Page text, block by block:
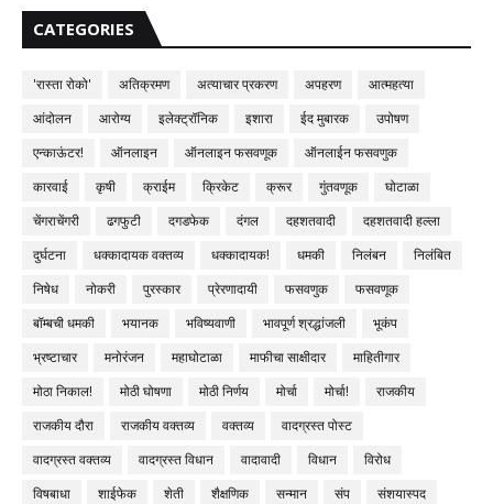
CATEGORIES
'रास्ता रोको' अतिक्रमण अत्याचार प्रकरण अपहरण
आत्महत्या
आंदोलन
आरोग्य इलेक्ट्रॉनिक इशारा ईद मुबारक
उपोषण
एन्काऊंटर!
ऑनलाइन ऑनलाइन फसवणूक
ऑनलाईन फसवणुक
कारवाई
कृषी क्राईम क्रिकेट क्रूर गुंतवणूक
घोटाळा
चेंगराचेंगरी
ढगफुटी दगडफेक दंगल दहशतवादी
दहशतवादी हल्ला
दुर्घटना
धक्कादायक वक्तव्य धक्कादायक! धमकी निलंबन
निलंबित
निषेध
नोकरी पुरस्कार प्रेरणादायी फसवणुक
फसवणूक
बॉम्बची धमकी
भयानक भविष्यवाणी भावपूर्ण श्रद्धांजली
भूकंप
भ्रष्टाचार
मनोरंजन महाघोटाळा माफीचा साक्षीदार
माहितीगार
मोठा निकाल!
मोठी घोषणा मोठी निर्णय मोर्चा मोर्चा!
राजकीय
राजकीय दौरा
राजकीय वक्तव्य वक्तव्य
वादग्रस्त पोस्ट
वादग्रस्त वक्तव्य
वादग्रस्त विधान वादावादी विधान
विरोध
विषबाधा
शाईफेक शेती शैक्षणिक सन्मान संप
संशयास्पद